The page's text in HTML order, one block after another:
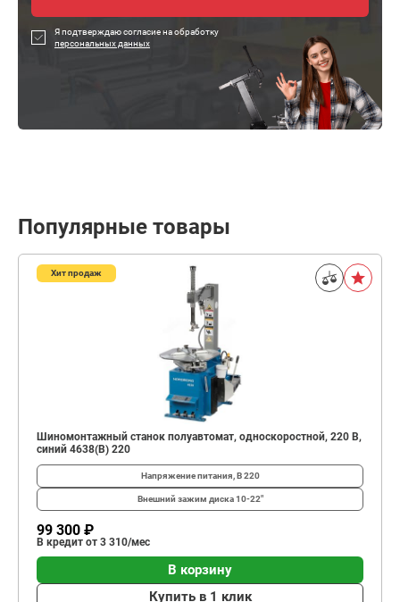
Я подтверждаю согласие на обработку
персональных данных
Популярные товары
Хит продаж
Шиномонтажный станок полуавтомат, односкоростной, 220 В,
синий 4638(B) 220
Напряжение питания, В220
Внешний зажим диска10-22"
99 300 ₽
В кредит от 3 310/мес
В корзину
Купить в 1 клик